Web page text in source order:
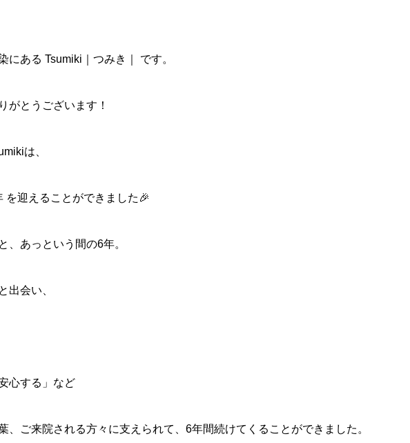
にある Tsumiki｜つみき｜ です。
がとうございます！
は、
を迎えることができました🎉
、あっという間の6年。
出会い、
心する」など
、ご来院される方々に支えられて、6年間続けてくることができました。